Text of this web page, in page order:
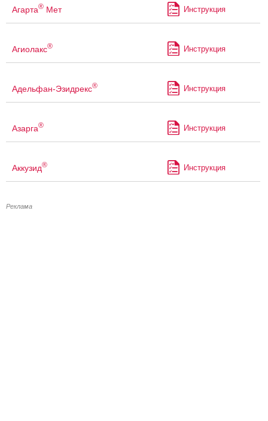
Агарта® Мет Инструкция
Агиолакс® Инструкция
Адельфан-Эзидрекс® Инструкция
Азарга® Инструкция
Аккузид® Инструкция
Реклама